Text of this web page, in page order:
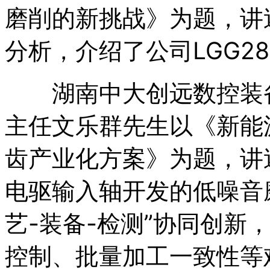
磨削的新挑战》为题，
分析，介绍了公司
湖南中大创远数控装
主任文乐群先生以《新
齿产业化方案》为题，
电驱输入轴开发的低噪
艺-装备-检测”协同创新
控制、批量加工一致性